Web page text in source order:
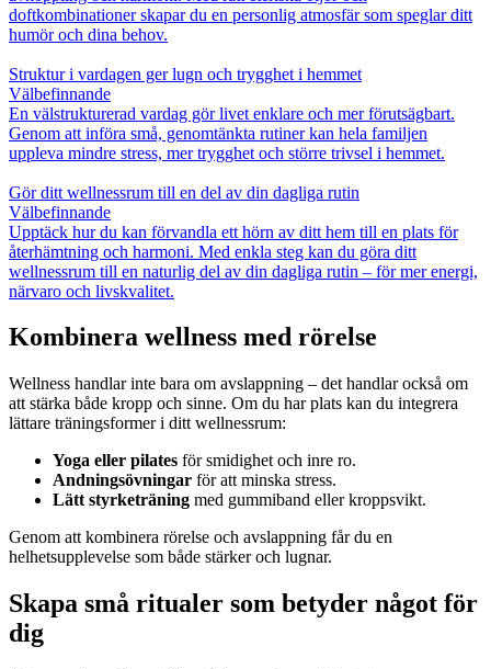
doftkombinationer skapar du en personlig atmosfär som speglar ditt
humör och dina behov.
Struktur i vardagen ger lugn och trygghet i hemmet
Välbefinnande
En välstrukturerad vardag gör livet enklare och mer förutsägbart.
Genom att införa små, genomtänkta rutiner kan hela familjen
uppleva mindre stress, mer trygghet och större trivsel i hemmet.
Gör ditt wellnessrum till en del av din dagliga rutin
Välbefinnande
Upptäck hur du kan förvandla ett hörn av ditt hem till en plats för
återhämtning och harmoni. Med enkla steg kan du göra ditt
wellnessrum till en naturlig del av din dagliga rutin – för mer energi,
närvaro och livskvalitet.
Kombinera wellness med rörelse
Wellness handlar inte bara om avslappning – det handlar också om
att stärka både kropp och sinne. Om du har plats kan du integrera
lättare träningsformer i ditt wellnessrum:
Yoga eller pilates för smidighet och inre ro.
Andningsövningar för att minska stress.
Lätt styrketräning med gummiband eller kroppsvikt.
Genom att kombinera rörelse och avslappning får du en
helhetsupplevelse som både stärker och lugnar.
Skapa små ritualer som betyder något för
dig